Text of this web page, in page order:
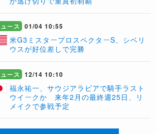
ース 01/04 10:55
米G3ミスタープロスペクターS、シベリ
ウスが好位差しで完勝
ース 12/14 10:10
福永祐一、サウジアラビアで騎手ラスト
ウイークか 来年2月の最終週25日、リ
メイクで参戦予定